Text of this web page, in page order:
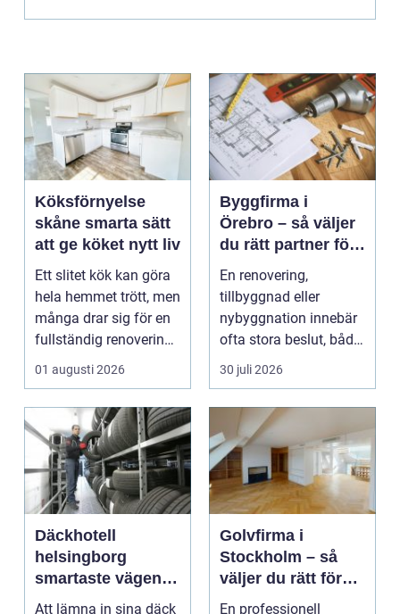
Köksförnyelse
skåne smarta sätt
att ge köket nytt liv
Ett slitet kök kan göra
hela hemmet trött, men
många drar sig för en
fullständig renovering.
Det tar...
01 augusti 2026
Byggfirma i
Örebro – så väljer
du rätt partner för
ditt projekt
En renovering,
tillbyggnad eller
nybyggnation innebär
ofta stora beslut, både
ekonomiskt ...
30 juli 2026
Däckhotell
helsingborg
smartaste vägen
till säkra hjulskift
Att lämna in sina däck
Golvfirma i
Stockholm – så
väljer du rätt för
ett hållbart golv
En professionell